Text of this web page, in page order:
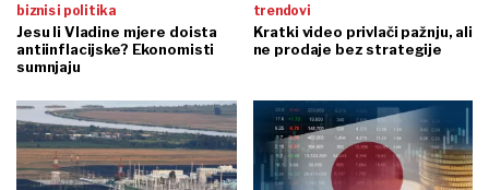
biznis i politika
Jesu li Vladine mjere doista
antiinflacijske? Ekonomisti
sumnjaju
trendovi
Kratki video privlači pažnju, ali
ne prodaje bez strategije